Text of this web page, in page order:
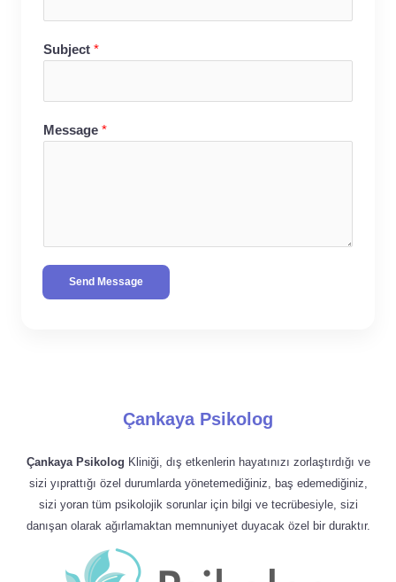
Subject *
Message *
Send Message
Çankaya Psikolog
Çankaya Psikolog Kliniği, dış etkenlerin hayatınızı zorlaştırdığı ve
sizi yıprattığı özel durumlarda yönetemediğiniz, baş edemediğiniz,
sizi yoran tüm psikolojik sorunlar için bilgi ve tecrübesiyle, sizi
danışan olarak ağırlamaktan memnuniyet duyacak özel bir duraktır.